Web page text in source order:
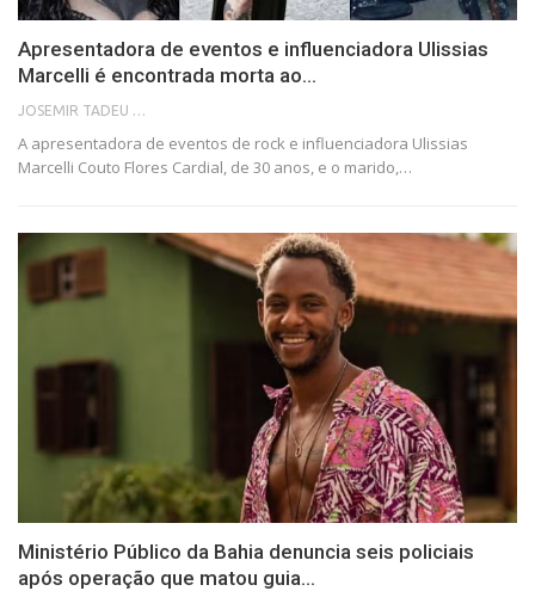
Apresentadora de eventos e influenciadora Ulissias
Marcelli é encontrada morta ao…
JOSEMIR TADEU FONSECA
A apresentadora de eventos de rock e influenciadora Ulissias
Marcelli Couto Flores Cardial, de 30 anos, e o marido,…
Ministério Público da Bahia denuncia seis policiais
após operação que matou guia…